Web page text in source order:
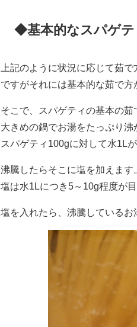
◆基本的なスパゲテ
上記のように状況に応じて茹で
ですがそれには基本的な茹で方
そこで、スパゲティの基本の茹
大きめの鍋でお湯をたっぷり沸
スパゲティ100gに対して水1L
沸騰したらそこに塩を加えます
塩は水1Lにつき5～10g程度が目
塩を入れたら、沸騰しているお